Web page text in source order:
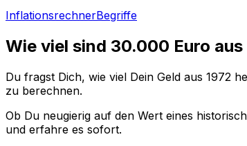
InflationsrechnerBegriffe
Wie viel sind 30.000 Euro aus
Du fragst Dich, wie viel Dein Geld aus 1972
zu berechnen.
Ob Du neugierig auf den Wert eines
und erfahre es sofort.